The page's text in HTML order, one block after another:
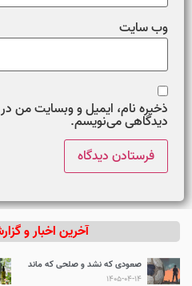
وب‌ سایت
ذخیره نام، ایمیل و وبسایت من در
دیدگاهی می‌نویسم.
آخرین اخبار و
صعودی که نشد و صلحی که ماند
1405-04-14